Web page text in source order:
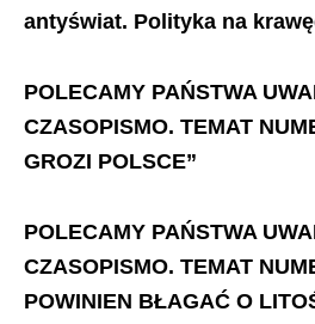
antyświat. Polityka na
POLECAMY PAŃSTWA
CZASOPISMO. TEMAT
GROZI POLSCE”
POLECAMY PAŃSTWA
CZASOPISMO. TEMAT
POWINIEN BŁAGAĆ O